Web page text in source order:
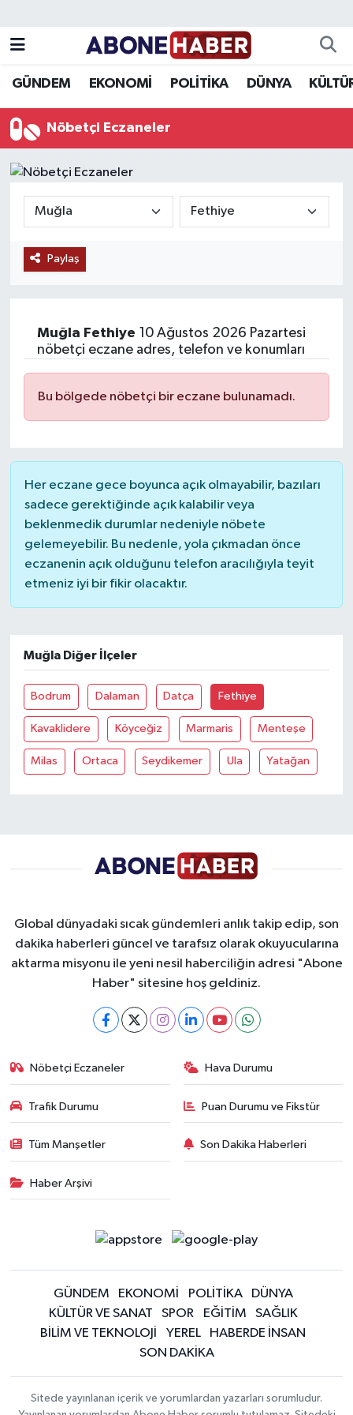
GÜNDEM EKONOMİ POLİTİKA DÜNYA
Nöbetçi Eczaneler
Paylaş
Muğla Fethiye 10 Ağustos 2026 Pazartesi
nöbetçi eczane adres, telefon ve konumları
Bu bölgede nöbetçi bir eczane bulunamadı.
Her eczane gece boyunca açık olmayabilir, bazıları
sadece gerektiğinde açık kalabilir veya
beklenmedik durumlar nedeniyle nöbete
gelemeyebilir. Bu nedenle, yola çıkmadan önce
eczanenin açık olduğunu telefon aracılığıyla teyit
etmeniz iyi bir fikir olacaktır.
Muğla Diğer İlçeler
Bodrum Dalaman Datça Fethiye
Kavaklidere Köyceğiz Marmaris Menteşe
Milas Ortaca Seydikemer Ula Yatağan
Global dünyadaki sıcak gündemleri anlık takip edip, son
dakika haberleri güncel ve tarafsız olarak okuyucularına
aktarma misyonu ile yeni nesil haberciliğin adresi "Abone
Haber" sitesine hoş geldiniz.
Nöbetçi Eczaneler Hava Durumu
Trafik Durumu Puan Durumu ve Fikstür
Tüm Manşetler Son Dakika Haberleri
Haber Arşivi
GÜNDEM EKONOMİ POLİTİKA
DÜNYA
KÜLTÜR VE SANAT
SPOR EĞİTİM
SAĞLIK
BİLİM VE TEKNOLOJİ
YEREL
HABERDE İNSAN
SON DAKİKA
Sitede yayınlanan içerik ve yorumlardan yazarları sorumludur.
Asayiş
Bilim ve Teknoloji
Çevre
Eğitim
Genel
Gündem
Haberde İnsan
Kültür Sanat
Magazin
Sağlık
Son Dakika
Yaşam
Süper Lig Puan Durumu ve Fikstür
Tüm Manşetler
Son Dakika Haberleri